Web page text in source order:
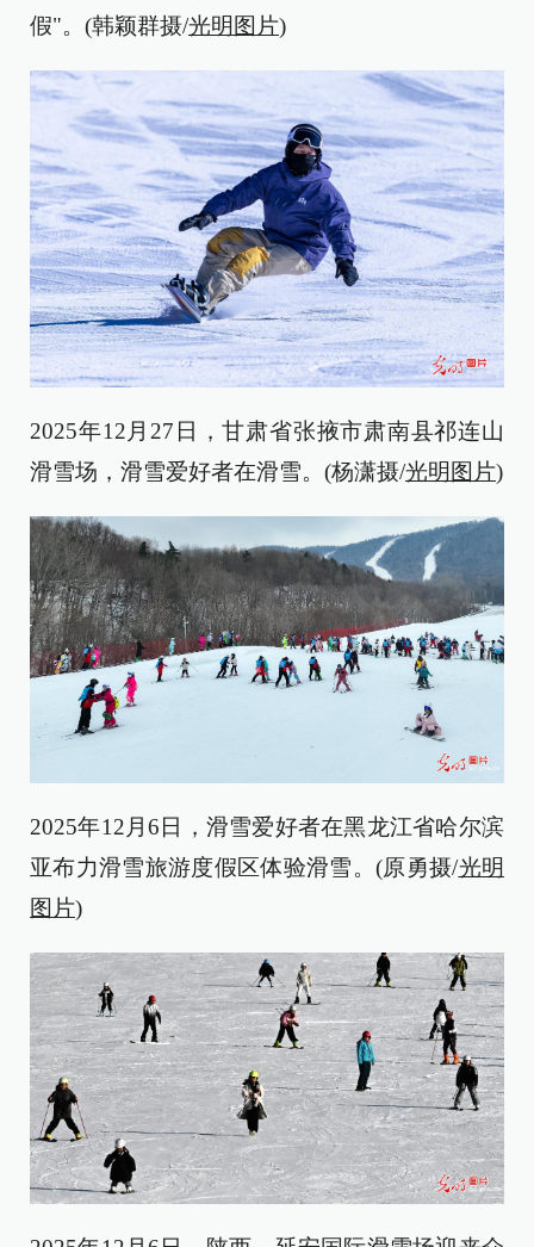
假"。(韩颖群摄/光明图片)
2025年12月27日，甘肃省张掖市肃南县祁连山
滑雪场，滑雪爱好者在滑雪。(杨潇摄/光明图片)
2025年12月6日，滑雪爱好者在黑龙江省哈尔滨
亚布力滑雪旅游度假区体验滑雪。(原勇摄/光明
图片)